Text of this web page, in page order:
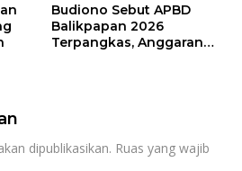
Budiono Sebut APBD
Balikpapan 2026
Terpangkas, Anggaran
dipublikasikan. Ruas yang wajib